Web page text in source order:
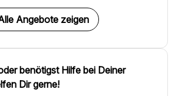
Angebote zeigen
benötigst Hilfe bei Deiner
Dir gerne!